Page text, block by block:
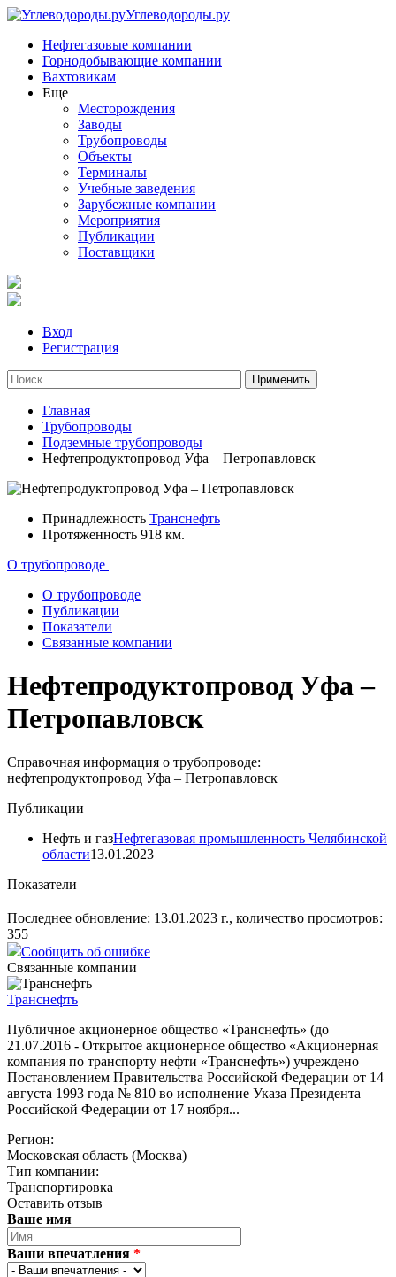
Углеводороды.ру
Нефтегазовые компании
Горнодобывающие компании
Вахтовикам
Еще
Месторождения
Заводы
Трубопроводы
Объекты
Терминалы
Учебные заведения
Зарубежные компании
Мероприятия
Публикации
Поставщики
Вход
Регистрация
Главная
Трубопроводы
Подземные трубопроводы
Нефтепродуктопровод Уфа – Петропавловск
Принадлежность Транснефть
Протяженность 918 км.
О трубопроводе
О трубопроводе
Публикации
Показатели
Связанные компании
Нефтепродуктопровод Уфа –
Петропавловск
Справочная информация о трубопроводе:
нефтепродуктопровод Уфа – Петропавловск
Публикации
Нефть и газНефтегазовая промышленность Челябинской
области13.01.2023
Показатели
Последнее обновление: 13.01.2023 г., количество просмотров:
355
Сообщить об ошибке
Связанные компании
Транснефть
Публичное акционерное общество «Транснефть» (до
21.07.2016 - Открытое акционерное общество «Акционерная
компания по транспорту нефти «Транснефть») учреждено
Постановлением Правительства Российской Федерации от 14
августа 1993 года № 810 во исполнение Указа Президента
Российской Федерации от 17 ноября...
Регион:
Московская область (Москва)
Тип компании:
Транспортировка
Оставить отзыв
Ваше имя
Ваши впечатления *